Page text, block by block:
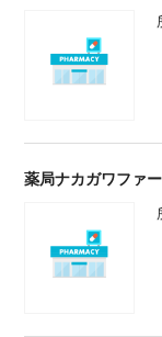
薬局ナカガワファ